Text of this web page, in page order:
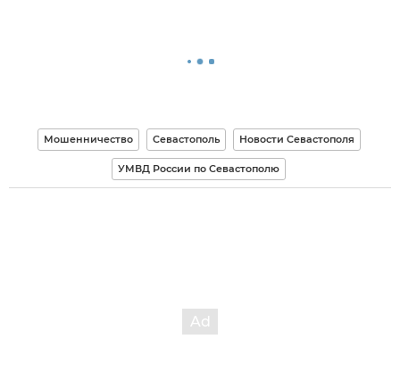
Мошенничество Севастополь Новости Севастополя
УМВД России по Севастополю